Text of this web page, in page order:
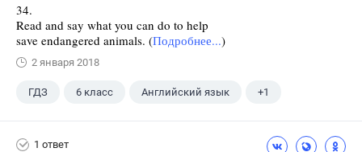
34.
Read and say what you can do to help
save endangered animals. (Подробнее...)
2 января 2018
ГДЗ 6 класс Английский язык +1
1 ответ